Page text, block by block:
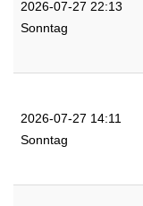
2026-07-27 22:13
Sonntag
2026-07-27 14:11
Sonntag